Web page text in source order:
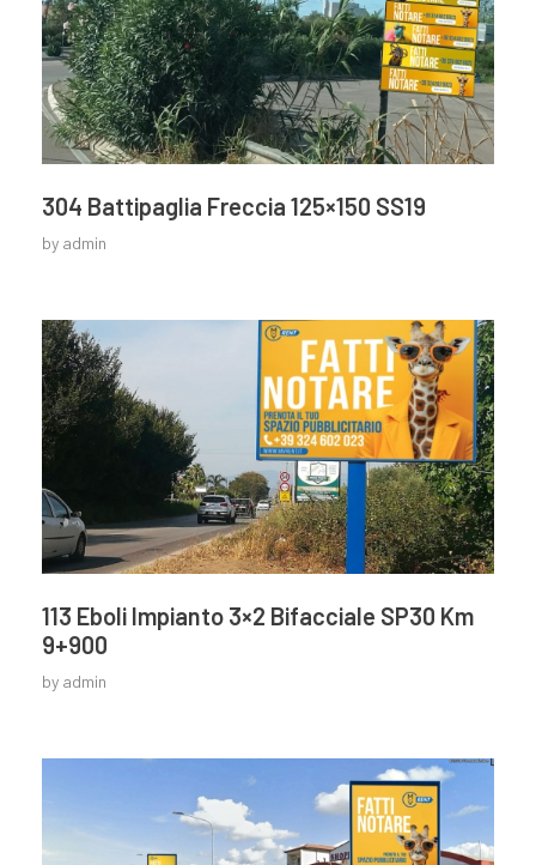
304 Battipaglia Freccia 125×150 SS19
by admin
113 Eboli Impianto 3×2 Bifacciale SP30 Km
9+900
by admin